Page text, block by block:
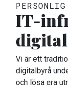
IT-
Vi är ett
digitalbyrå
och lösa era